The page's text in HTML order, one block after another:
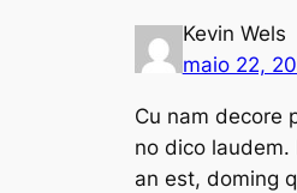
Kevin Wels
maio 22,
Cu nam decore
no dico laudem.
an est, doming